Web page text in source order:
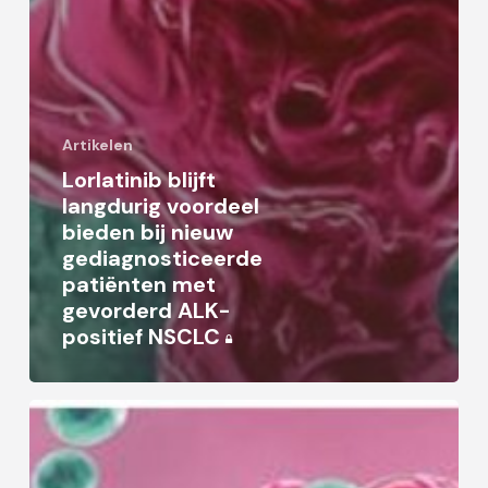
Artikelen
Lorlatinib blijft
langdurig voordeel
bieden bij nieuw
gediagnosticeerde
patiënten met
gevorderd ALK-
positief NSCLC
Samen
met
patiënt